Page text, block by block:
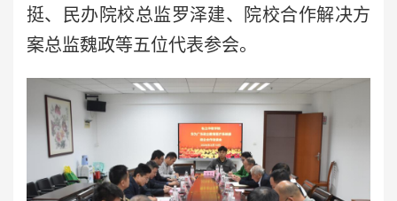
挺、民办院校总监罗泽建、院校合作解决方
案总监魏政等五位代表参会。